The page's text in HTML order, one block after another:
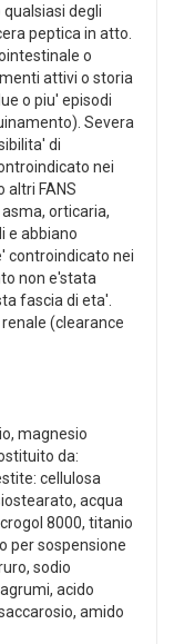
degli
peptica in atto.
o
attivi o storia
o piu' episodi
Severa
di
nei
altri FANS
orticaria,
e abbiano
controindicato nei
non e'stata
fascia di eta'.
(clearance
magnesio
da:
cellulosa
acqua
8000, titanio
per sospensione
sodio
acido
amido